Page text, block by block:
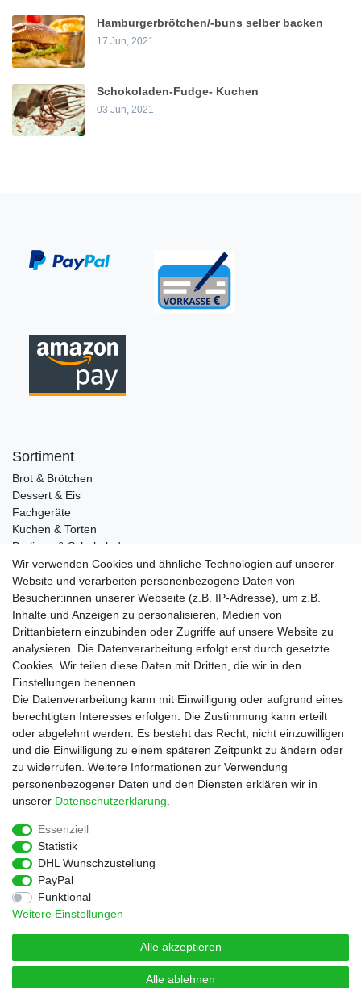
Hamburgerbrötchen/-buns selber backen
17 Jun, 2021
Schokoladen-Fudge- Kuchen
03 Jun, 2021
Sortiment
Brot & Brötchen
Dessert & Eis
Fachgeräte
Kuchen & Torten
Pralinen & Schokolade
Lebensmittel
Gutscheine
Informationen
Zahlungsarten
Versandkosten
Service
Rezepte
Newsletter
Blog
Choco Patiss
|
Wir verwenden Cookies und ähnliche Technologien auf unserer
Website und verarbeiten personenbezogene Daten von
Besucher:innen unserer Webseite (z.B. IP-Adresse), um z.B.
Inhalte und Anzeigen zu personalisieren, Medien von
Drittanbietern einzubinden oder Zugriffe auf unsere Website zu
analysieren. Die Datenverarbeitung erfolgt erst durch gesetzte
Cookies. Wir teilen diese Daten mit Dritten, die wir in den
Einstellungen benennen.
Die Datenverarbeitung kann mit Einwilligung oder aufgrund eines
berechtigten Interesses erfolgen. Die Zustimmung kann erteilt
oder abgelehnt werden. Es besteht das Recht, nicht einzuwilligen
und die Einwilligung zu einem späteren Zeitpunkt zu ändern oder
zu widerrufen. Weitere Informationen zur Verwendung
personenbezogener Daten und den Diensten erklären wir in
unserer Daten­schutz­erklärung
Essenziell
Statistik
DHL Wunschzustellung
PayPal
Funktional
Weitere Einstellungen
Alle akzeptieren
Alle ablehnen